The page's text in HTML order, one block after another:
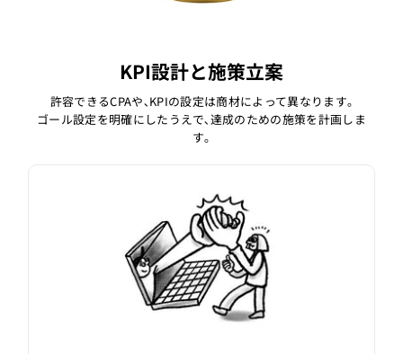
KPI設計と施策立案
許容できるCPAや､KPIの設定は商材によって異なります｡
ゴール設定を明確にしたうえで､達成のための施策を計画しま
す｡